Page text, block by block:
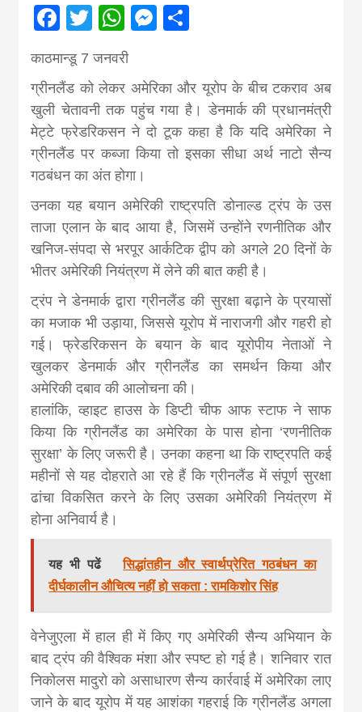
from
news,
khabar
Facebook
TwitterWhatsApp
Messenger
काठमान्डू 7 जनवरी
ग्रीनलैंड को लेकर अमेरिका और यूरोप के बीच टकराव अब
खुली चेतावनी तक पहुंच गया है। डेनमार्क की प्रधानमंत्री
मेट्टे फ्रेडरिकसन ने दो टूक कहा है कि यदि अमेरिका ने
ग्रीनलैंड पर कब्जा किया तो इसका सीधा अर्थ नाटो सैन्य
गठबंधन का अंत होगा।
उनका यह बयान अमेरिकी राष्ट्रपति डोनाल्ड ट्रंप के उस
ताजा एलान के बाद आया है, जिसमें उन्होंने रणनीतिक और
खनिज-संपदा से भरपूर आर्कटिक द्वीप को अगले 20 दिनों के
भीतर अमेरिकी नियंत्रण में लेने की बात कही है।
ट्रंप ने डेनमार्क द्वारा ग्रीनलैंड की सुरक्षा बढ़ाने के प्रयासों
का मजाक भी उड़ाया, जिससे यूरोप में नाराजगी और गहरी हो
गई। फ्रेडरिकसन के बयान के बाद यूरोपीय नेताओं ने
खुलकर डेनमार्क और ग्रीनलैंड का समर्थन किया और
अमेरिकी दबाव की आलोचना की।
हालांकि, व्हाइट हाउस के डिप्टी चीफ आफ स्टाफ ने साफ
किया कि ग्रीनलैंड का अमेरिका के पास होना ‘रणनीतिक
सुरक्षा’ के लिए जरूरी है। उनका कहना था कि राष्ट्रपति कई
महीनों से यह दोहराते आ रहे हैं कि ग्रीनलैंड में संपूर्ण सुरक्षा
ढांचा विकसित करने के लिए उसका अमेरिकी नियंत्रण में
होना अनिवार्य है।
यह भी पढें
सिद्धांतहीन और स्वार्थप्रेरित गठबंधन का
दीर्घकालीन औचित्य नहीं हो सकता : रामकिशोर सिंह
वेनेजुएला में हाल ही में किए गए अमेरिकी सैन्य अभियान के
बाद ट्रंप की वैश्विक मंशा और स्पष्ट हो गई है। शनिवार रात
निकोलस मादुरो को असाधारण सैन्य कार्रवाई में अमेरिका लाए
जाने के बाद यूरोप में यह आशंका गहराई कि ग्रीनलैंड अगला